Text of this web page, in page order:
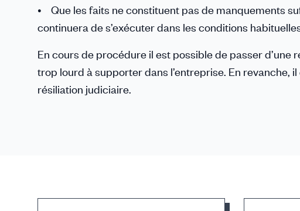
• Que les faits ne constituent pas de manquements
continuera de s’exécuter dans les conditions
En cours de procédure il est possible de passer d’une
trop lourd à supporter dans l’entreprise. En revanche,
résiliation judiciaire.